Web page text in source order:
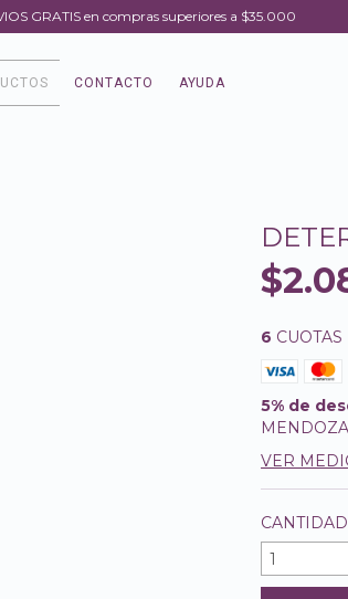
GRATIS en compras superiores a $35.000
CONTACTO AYUDA
6 CUOTAS
5% de
VER
CANTIDAD